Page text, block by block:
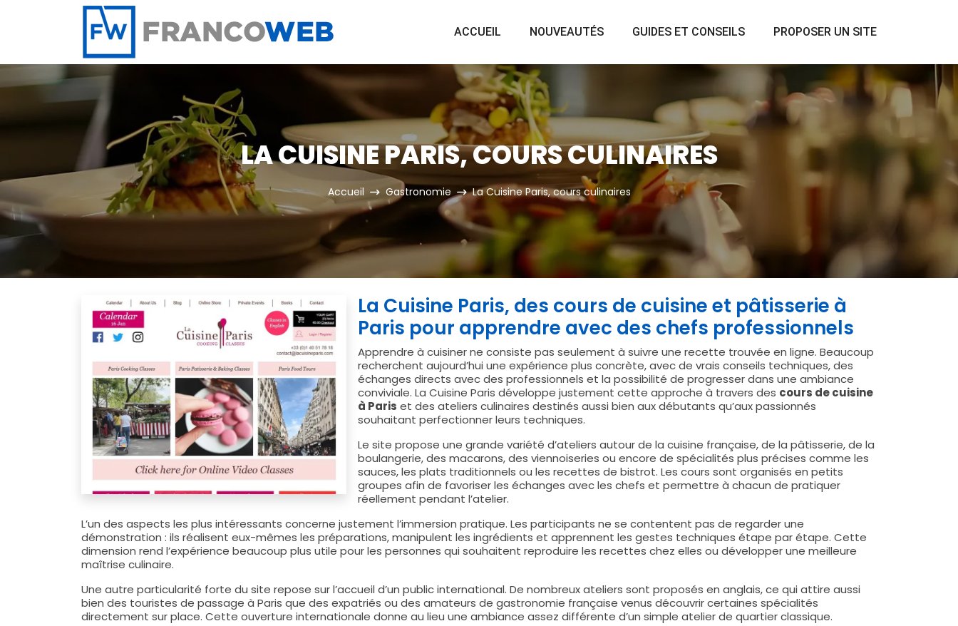
Panneau de gestion des cookies
ACCUEIL NOUVEAUTÉS GUIDES ET CONSEILS PROPOSER UN SITE
LA CUISINE PARIS, COURS CULINAIRES
Accueil Gastronomie La Cuisine Paris, cours culinaires
La Cuisine Paris, des cours de cuisine et pâtisserie à
Paris pour apprendre avec des chefs professionnels
Apprendre à cuisiner ne consiste pas seulement à suivre une recette trouvée en ligne. Beaucoup
recherchent aujourd’hui une expérience plus concrète, avec de vrais conseils techniques, des
échanges directs avec des professionnels et la possibilité de progresser dans une ambiance
conviviale. La Cuisine Paris développe justement cette approche à travers des cours de cuisine
à Paris et des ateliers culinaires destinés aussi bien aux débutants qu’aux passionnés
souhaitant perfectionner leurs techniques.
Le site propose une grande variété d’ateliers autour de la cuisine française, de la pâtisserie, de la
boulangerie, des macarons, des viennoiseries ou encore de spécialités plus précises comme les
sauces, les plats traditionnels ou les recettes de bistrot. Les cours sont organisés en petits
groupes afin de favoriser les échanges avec les chefs et permettre à chacun de pratiquer
réellement pendant l’atelier.
L’un des aspects les plus intéressants concerne justement l’immersion pratique. Les participants ne se contentent pas de regarder une
démonstration : ils réalisent eux-mêmes les préparations, manipulent les ingrédients et apprennent les gestes techniques étape par étape. Cette
dimension rend l’expérience beaucoup plus utile pour les personnes qui souhaitent reproduire les recettes chez elles ou développer une meilleure
maîtrise culinaire.
Une autre particularité forte du site repose sur l’accueil d’un public international. De nombreux ateliers sont proposés en anglais, ce qui attire aussi
bien des touristes de passage à Paris que des expatriés ou des amateurs de gastronomie française venus découvrir certaines spécialités
directement sur place. Cette ouverture internationale donne au lieu une ambiance assez différente d’un simple atelier de quartier classique.